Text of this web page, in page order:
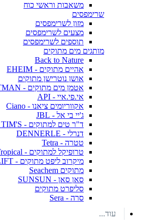
משאבות וראשי כוח
שרימפסים
מזון לשרימפסים
מצעים לשרימפסים
תוספים לשרימפסים
מותגים מים מתוקים
Back to Nature
אהיים מתוקים - EHEIM
אושן נוטרישן מתוקים
אטמן מים מתוקים - ATMAN
אי.פי.איי - API
אקווריומים ציאנו - Ciano
ג'יי בי אל - JBL
ד"ר טים למתוקים - DR. TIM'S
דנרלי - DENNERLE
טטרה - Tetra
טרופיקל למתוקים - Tropical
מיקרוב ליפט מתוקים - MICROBE LIFT
מתוקים Seachem
סאן סאן - SUNSUN
סליפרט מתוקים
סרה - Sera
עוד...